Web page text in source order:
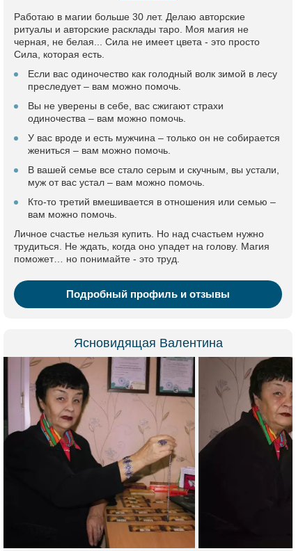
Работаю в магии больше 30 лет. Делаю авторские
ритуалы и авторские расклады таро. Моя магия не
черная, не белая... Сила не имеет цвета - это просто
Сила, которая есть.
Если вас одиночество как голодный волк зимой в лесу
преследует – вам можно помочь.
Вы не уверены в себе, вас сжигают страхи
одиночества – вам можно помочь.
У вас вроде и есть мужчина – только он не собирается
жениться – вам можно помочь.
В вашей семье все стало серым и скучным, вы устали,
муж от вас устал – вам можно помочь.
Кто-то третий вмешивается в отношения или семью –
вам можно помочь.
Личное счастье нельзя купить. Но над счастьем нужно
трудиться. Не ждать, когда оно упадет на голову. Магия
поможет… но понимайте - это труд.
Подробный профиль и отзывы
Ясновидящая Валентина